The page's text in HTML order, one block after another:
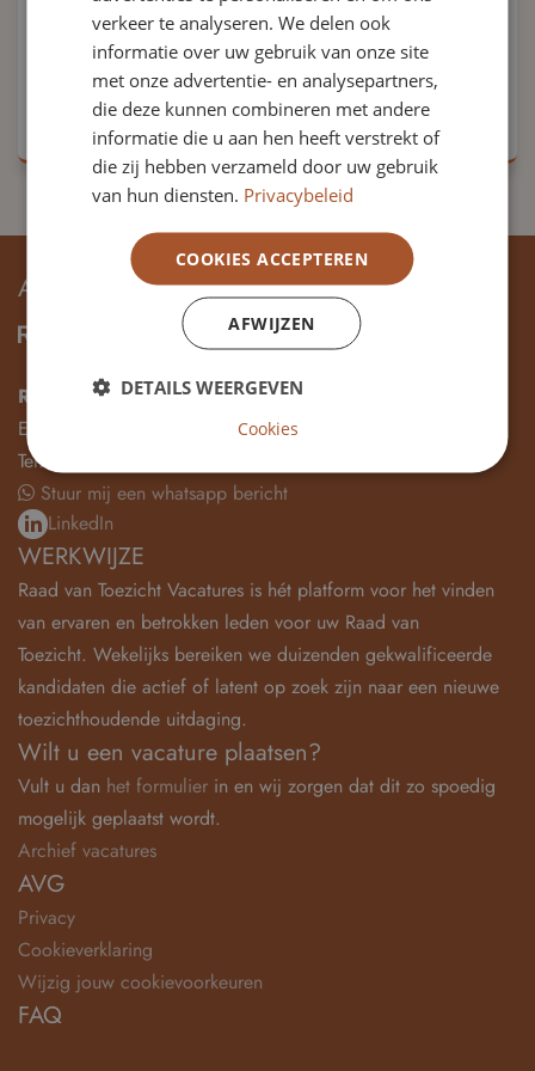
Rechtspositiebesluit decentrale
politieke ambtsdragers).
Bekijk vacature
ADRES & CONTACT
Raad van Toezicht vacatures
E-mail:
info@rvt-vacatures.nl
Tel:
Stuur mij een whatsapp bericht
LinkedIn
WERKWIJZE
Raad van Toezicht Vacatures is hét platform voor het vinden
van ervaren en betrokken leden voor uw Raad van
Toezicht. Wekelijks bereiken we duizenden gekwalificeerde
kandidaten die actief of latent op zoek zijn naar een nieuwe
toezichthoudende uitdaging.
Wilt u een vacature plaatsen?
Vult u dan het formulier in en wij zorgen dat dit zo spoedig
mogelijk geplaatst wordt.
Archief vacatures
AVG
Privacy
Cookieverklaring
Wijzig jouw cookievoorkeuren
FAQ
verkeer te analyseren. We delen ook
informatie over uw gebruik van onze site
met onze advertentie- en analysepartners,
die deze kunnen combineren met andere
informatie die u aan hen heeft verstrekt of
die zij hebben verzameld door uw gebruik
van hun diensten. Privacybeleid
COOKIES ACCEPTEREN
AFWIJZEN
DETAILS WEERGEVEN
Cookies